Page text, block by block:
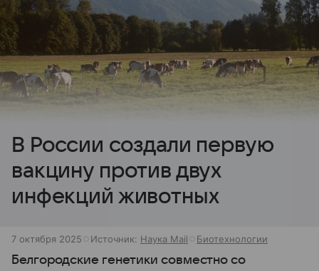
В России создали первую
вакцину против двух
инфекций животных
7 октября 2025 Источник: Наука Mail Биотехнологии
Белгородские генетики совместно со